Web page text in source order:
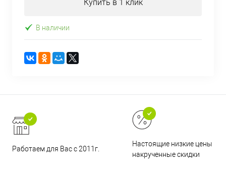
Купить в 1 клик
В наличии
Работаем для Вас с 2011г.
Настоящие низкие цены и
накрученные скидки